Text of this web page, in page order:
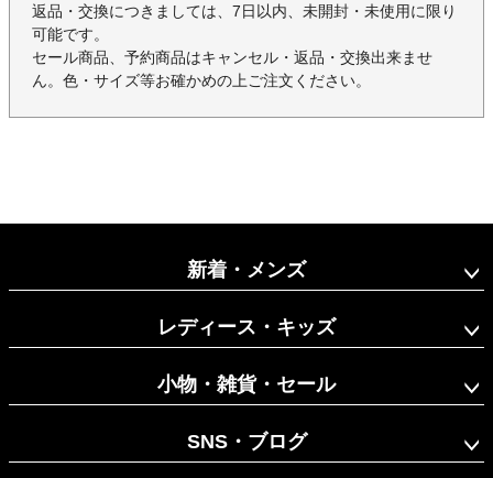
返品・交換につきましては、7日以内、未開封・未使用に限り
可能です。
セール商品、予約商品はキャンセル・返品・交換出来ませ
ん。色・サイズ等お確かめの上ご注文ください。
新着・メンズ
レディース・キッズ
小物・雑貨・セール
SNS・ブログ